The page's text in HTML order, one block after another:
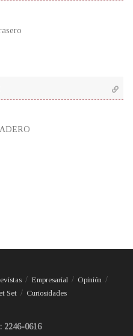
Empresarial
Opinión
Set Curiosidades
2246-0616